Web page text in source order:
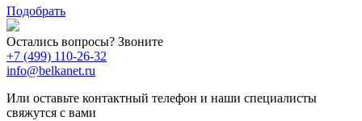
Подобрать
Остались вопросы? Звоните
+7 (499) 110-26-32
info@belkanet.ru
Или оставьте контактный телефон и наши специалисты
свяжутся с вами